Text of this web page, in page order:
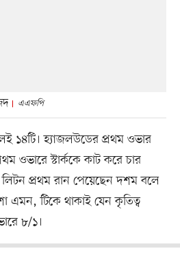
এএফপি
১৪টি। হ্যাজলউডের প্রথম ওভার
ওভারে স্টার্ককে কাট করে চার
প্রথম রান পেয়েছেন দশম বলে
এমন, টিকে থাকাই যেন কৃতিত্ব
৮/১।